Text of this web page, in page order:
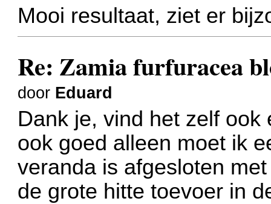
Mooi resultaat, ziet er
Re: Zamia furfuracea
door Eduard
Dank je, vind het zelf
ook goed alleen moet ik
veranda is afgesloten
de grote hitte toevoer in